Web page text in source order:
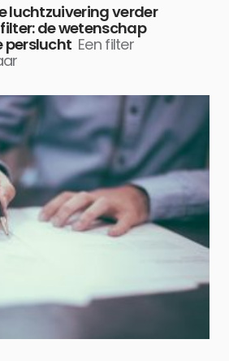
luchtzuivering verder
de wetenschap
perslucht Een filter